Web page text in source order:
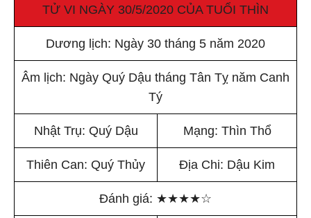
TỬ VI NGÀY 30/5/2020 CỦA TUỔI THÌN
Dương lịch: Ngày 30 tháng 5 năm 2020
Âm lịch: Ngày Quý Dậu tháng Tân Tỵ năm Canh
Tý
Nhật Trụ: Quý Dậu Mạng: Thìn Thổ
Thiên Can: Quý Thủy Địa Chi: Dậu Kim
Đánh giá: ★★★★☆